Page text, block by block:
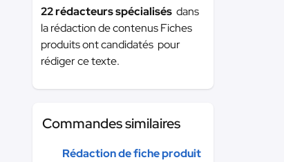
22 rédacteurs spécialisés dans
la rédaction de contenus Fiches
produits ont candidatés pour
rédiger ce texte.
Commandes similaires
Rédaction de fiche produit